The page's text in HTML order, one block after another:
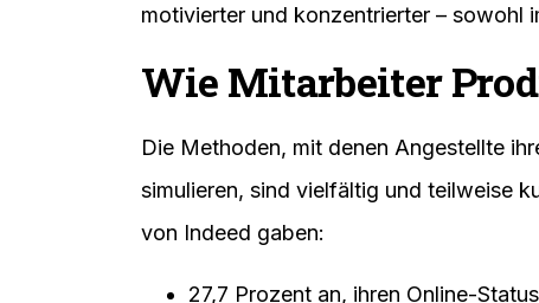
motivierter und konzentrierter – sowohl
Wie Mitarbeiter
Die Methoden, mit denen Angestellte
simulieren, sind vielfältig und teilweise
von Indeed gaben:
27,7 Prozent an, ihren Online-